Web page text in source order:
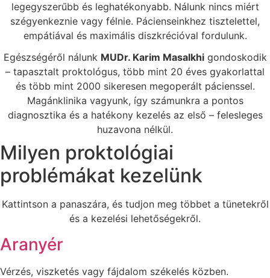
legegyszerűbb és leghatékonyabb. Nálunk nincs miért
szégyenkeznie vagy félnie. Pácienseinkhez tisztelettel,
empátiával és maximális diszkrécióval fordulunk.
Egészségéről nálunk MUDr. Karim Masalkhigondoskodik
– tapasztalt proktológus, több mint 20 éves gyakorlattal
és több mint 2000 sikeresen megoperált pácienssel.
Magánklinika vagyunk, így számunkra a pontos
diagnosztika és a hatékony kezelés az első – felesleges
huzavona nélkül.
Milyen proktológiai
problémákat kezelünk
Kattintson a panaszára, és tudjon meg többet a tünetekről
és a kezelési lehetőségekről.
Aranyér
Vérzés, viszketés vagy fájdalom székelés közben.